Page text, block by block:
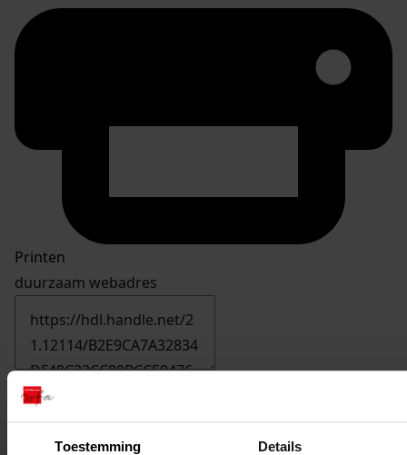
Toestemming Details
Printen
duurzaam webadres